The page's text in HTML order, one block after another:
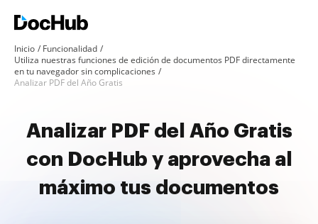
Inicio
Funcionalidad
Utiliza nuestras funciones de edición de documentos PDF directamente
en tu navegador sin complicaciones
Analizar PDF del Año Gratis
Analizar PDF del Año Gratis
con DocHub y aprovecha al
máximo tus documentos